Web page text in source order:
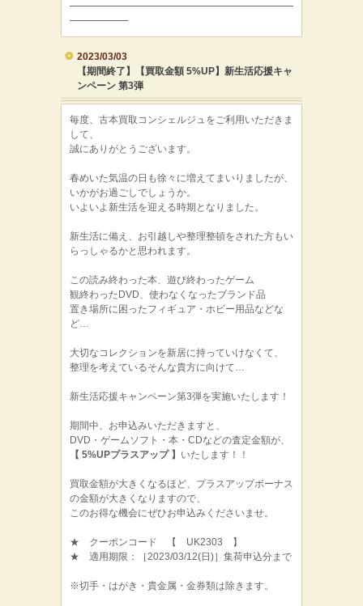
━━━━━━━━━━━━━━━━━━━━━━━
━━━━━━
2023/03/03
【期間終了】【買取金額 5%UP】新生活応援キャ
ンペーン 第3弾
毎度、古本買取コンシェルジュをご利用いただきま
して、
誠にありがとうございます。
春めいた気温の日も徐々に増えてまいりましたが、
いかがお過ごしでしょうか。
いよいよ新生活を迎える時期となりました。
新生活に備え、お引越しや整理整頓をされた方もい
らっしゃるかと思われます。
この読み終わった本、遊び終わったゲーム
観終わったDVD、使わなくなったブランド品
置き場所に困ったフィギュア・ホビー用品などな
ど…
大切なコレクションを新居に持っていけなくて、
整理を考えているそんな貴方に向けて…
新生活応援キャンペーン第3弾を実施いたします！
期間中、お申込みいただきますと、
DVD・ゲームソフト・本・CDなどの査定金額が、
【 5%UPプラスアップ 】 いたします！！
買取金額が大きくなるほど、プラスアップボーナス
の金額が大きくなりますので、
このお得な機会にぜひお申込みくださいませ。
★ クーポンコード 【 UK2303 】
★ 適用期限：［2023/03/12(日)］集荷申込分まで
※切手・はがき・貴金属・金券類は除きます。